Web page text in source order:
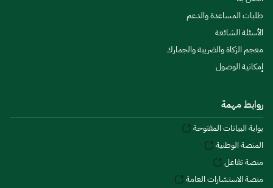
طلبات المساعدة والدعم
الأسئلة الشائعة
معجم الزكاة والضريبة والجمارك
إمكانية الوصول
روابط مهمة
بوابة البيانات المفتوحة
المنصة الوطنية
منصة تفاعل
منصة الاستشارات العامة